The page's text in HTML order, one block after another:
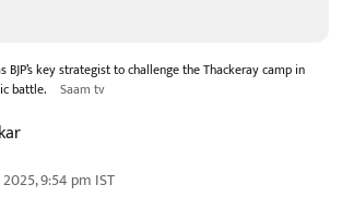
BJP’s key strategist to challenge the Thackeray camp in
battle.
Saam tv
9:54 pm IST